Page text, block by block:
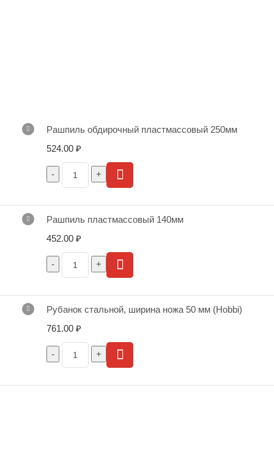
Рашпиль обдирочный пластмассовый 250мм
524.00 ₽
Рашпиль пластмассовый 140мм
452.00 ₽
Рубанок стальной, ширина ножа 50 мм (Hobbi)
761.00 ₽